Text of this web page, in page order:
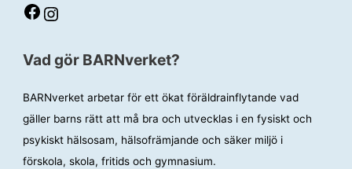
Facebook Instagram
Vad gör BARNverket?
BARNverket arbetar för ett ökat föräldrainflytande vad
gäller barns rätt att må bra och utvecklas i en fysiskt och
psykiskt hälsosam, hälsofrämjande och säker miljö i
förskola, skola, fritids och gymnasium.